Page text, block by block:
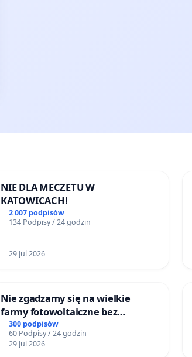
NIE DLA MECZETU W
KATOWICACH!
2 007 podpisów
134 Podpisy / 24 godzin
29 Jul 2026
Nie zgadzamy się na wielkie
farmy fotowoltaiczne bez
rzetelnych analiz i akceptacji
mieszkańców
300 podpisów
60 Podpisy / 24 godzin
29 Jul 2026